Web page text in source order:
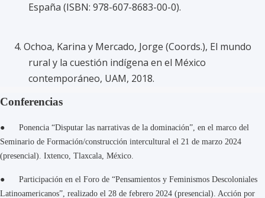
España (ISBN: 978-607-8683-00-0).
4. Ochoa, Karina y Mercado, Jorge (Coords.), El mundo
rural y la cuestión indígena en el México
contemporáneo, UAM, 2018.
Conferencias
● Ponencia “Disputar las narrativas de la dominación”, en el marco del
Seminario de Formación/construcción intercultural el 21 de marzo 2024
(presencial). Ixtenco, Tlaxcala, México.
● Participación en el Foro de “Pensamientos y Feminismos Descoloniales
Latinoamericanos”, realizado el 28 de febrero 2024 (presencial). Acción por